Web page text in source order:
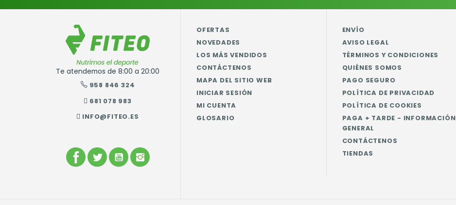
Te atendemos de 8:00 a 20:00
958 846 324
681 078 983
INFO@FITEO.ES
FACEBOOK
TWITTERYOUTUBEINSTAGRAM
OFERTAS
NOVEDADES
LOS MÁS VENDIDOS
CONTÁCTENOS
MAPA DEL SITIO WEB
INICIAR SESIÓN
MI CUENTA
GLOSARIO
ENVÍO
AVISO LEGAL
TÉRMINOS Y CONDICIONES
QUIÉNES SOMOS
PAGO SEGURO
POLÍTICA DE PRIVACIDAD
POLÍTICA DE COOKIES
PAGA + TARDE - INFORMACIÓN
GENERAL
CONTÁCTENOS
TIENDAS